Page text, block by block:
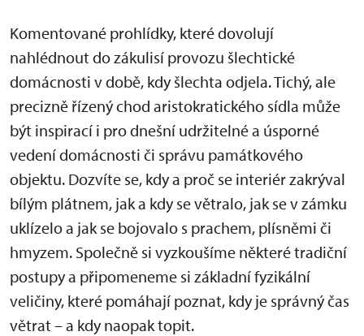
Komentované prohlídky, které dovolují
nahlédnout do zákulisí provozu šlechtické
domácnosti v době, kdy šlechta odjela. Tichý, ale
precizně řízený chod aristokratického sídla může
být inspirací i pro dnešní udržitelné a úsporné
vedení domácnosti či správu památkového
objektu. Dozvíte se, kdy a proč se interiér zakrýval
bílým plátnem, jak a kdy se větralo, jak se v zámku
uklízelo a jak se bojovalo s prachem, plísněmi či
hmyzem. Společně si vyzkoušíme některé tradiční
postupy a připomeneme si základní fyzikální
veličiny, které pomáhají poznat, kdy je správný čas
větrat – a kdy naopak topit.